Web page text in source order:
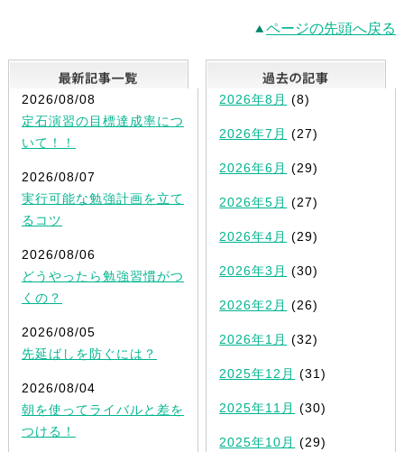
ページの先頭へ戻る
最新記事一覧
2026/08/08
定石演習の目標達成率につ
いて！！
2026/08/07
実行可能な勉強計画を立て
るコツ
2026/08/06
どうやったら勉強習慣がつ
くの？
2026/08/05
先延ばしを防ぐには？
2026/08/04
朝を使ってライバルと差を
つける！
2026年8月 (8)
2026年7月 (27)
2026年6月 (29)
2026年5月 (27)
2026年4月 (29)
2026年3月 (30)
2026年2月 (26)
2026年1月 (32)
2025年12月 (31)
2025年11月 (30)
2025年10月 (29)